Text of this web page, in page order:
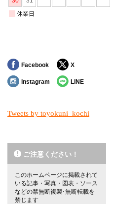
Facebook X
Instagram LINE
Tweets by toyokuni_kochi
ご注意ください！
このホームページに掲載されて
いる記事・写真・図表・ソース
などの禁無断複製･無断転載を
禁じます